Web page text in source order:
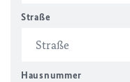
Straße
Hausnummer